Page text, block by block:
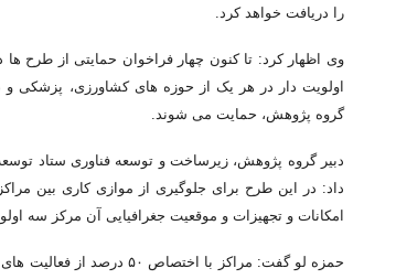
را دریافت خواهد کرد.
وی اظهار کرد: تا کنون چهار فراخوان حمایتی از طرح
اولویت دار در هر یک از حوزه های کشاورزی،
گروه پژوهش، حمایت می شوند.
دبیر گروه پژوهش، زیرساخت و توسعه فناوری ستاد
داد: در این طرح برای جلوگیری از موازی کاری بین
امکانات و تجهیزات و موقعیت جغرافیایی آن مرکز سه
حمزه لو گفت: مراکز با